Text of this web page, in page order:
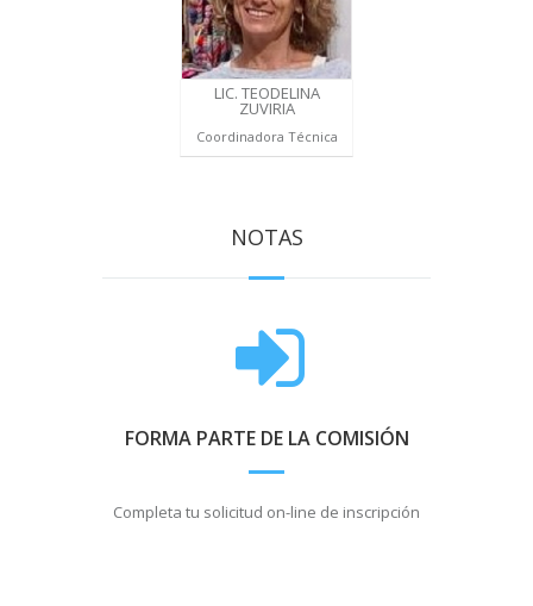
LIC. TEODELINA
ZUVIRIA
Coordinadora Técnica
NOTAS
FORMA PARTE DE LA COMISIÓN
Completa tu solicitud on-line de inscripción